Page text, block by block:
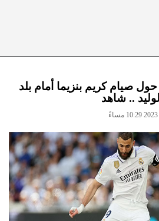
صيام كريم بنزيما أمام بلد
الوليد .. شاهد